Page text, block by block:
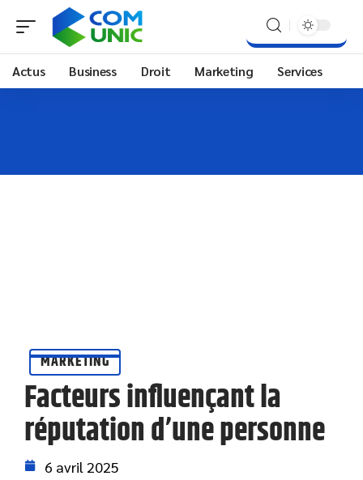
Actus Business Droit Marketing Services
MARKETING
Facteurs influençant la
réputation d’une personne
6 avril 2025